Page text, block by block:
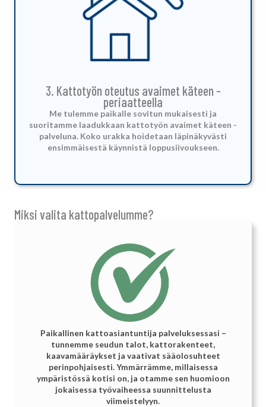
3. Kattotyön oteutus avaimet käteen -
periaatteella
Me tulemme paikalle sovitun mukaisesti ja
suoritamme laadukkaan kattotyön avaimet käteen -
palveluna. Koko urakka hoidetaan läpinäkyvästi
ensimmäisestä käynnistä loppusiivoukseen.
Miksi valita kattopalvelumme?
Paikallinen kattoasiantuntija palveluksessasi –
tunnemme seudun talot, kattorakenteet,
kaavamääräykset ja vaativat sääolosuhteet
perinpohjaisesti. Ymmärrämme, millaisessa
ympäristössä kotisi on, ja otamme sen huomioon
jokaisessa työvaiheessa suunnittelusta
viimeistelyyn.